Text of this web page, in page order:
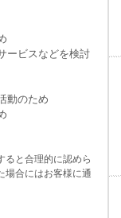
ービスなどを検討
動のため
ると合理的に認めら
場合にはお客様に通